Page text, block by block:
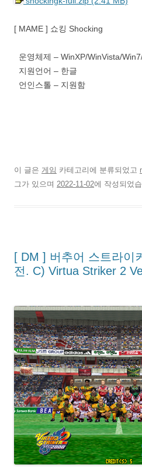
[ MAME ] 쇼킹 Shocking
운영체제 – WinXP/WinVista/
지원언어 – 한글
언인스톨 – 지원함
이 글은 게임 카테고리에 분류되었고
그가 있으며 2022-11-02에 작성되었
[ DM ] 버추어 스트라이
전. C) Virtua Striker 2